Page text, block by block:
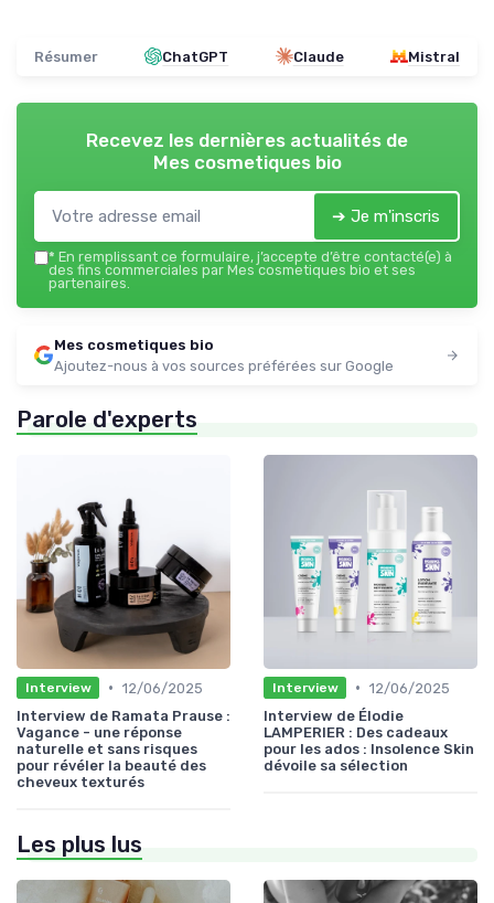
Résumer ChatGPT Claude Mistral
Recevez les dernières actualités de
Mes cosmetiques bio
➔ Je m'inscris
* En remplissant ce formulaire, j’accepte d’être contacté(e) à
des fins commerciales par Mes cosmetiques bio et ses
partenaires.
Mes cosmetiques bio
Ajoutez-nous à vos sources préférées sur Google
Parole d'experts
Interview • 12/06/2025
Interview de Ramata Prause :
Vagance - une réponse
naturelle et sans risques
pour révéler la beauté des
cheveux texturés
Interview • 12/06/2025
Interview de Élodie
LAMPERIER : Des cadeaux
pour les ados : Insolence Skin
dévoile sa sélection
Les plus lus